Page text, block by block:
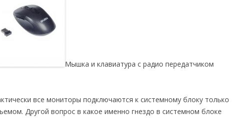
Мышка и клавиатура с радио передатчиком
все мониторы подключаются к системному блоку только
Другой вопрос в какое именно гнездо в системном блоке